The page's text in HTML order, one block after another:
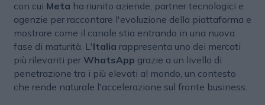
con cui Meta ha riunito aziende, partner tecnologici e
agenzie per raccontare l'evoluzione della piattaforma e
mostrare come il canale stia entrando in una nuova
fase di maturità. L'Italia rappresenta uno dei mercati
più rilevanti per WhatsApp grazie a un livello di
penetrazione tra i più elevati al mondo, un contesto
che rende naturale l'accelerazione sul fronte business.